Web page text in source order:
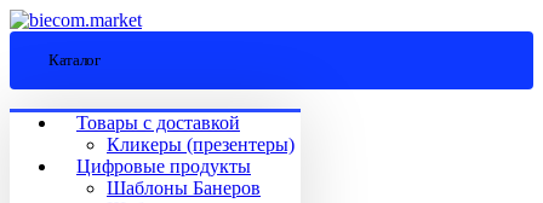
Каталог
Товары с доставкой
Кликеры (презентеры)
Цифровые продукты
Шаблоны Банеров